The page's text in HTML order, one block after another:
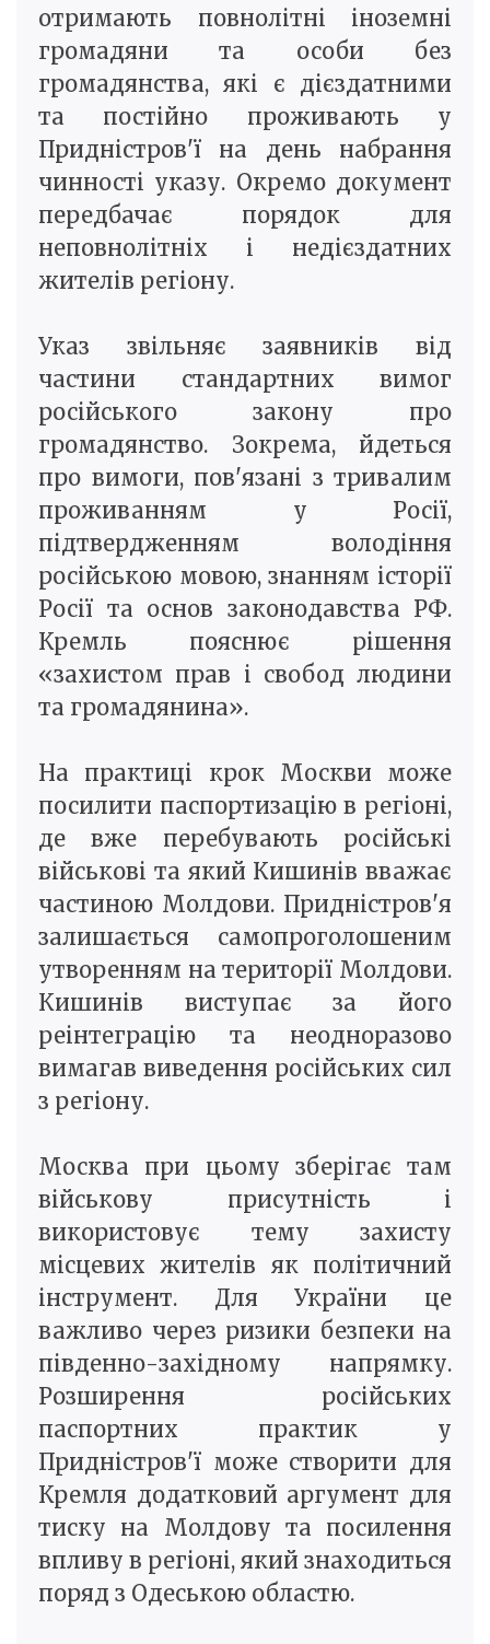
отримають повнолітні іноземні
громадяни та особи без
громадянства, які є дієздатними
та постійно проживають у
Придністров'ї на день набрання
чинності указу. Окремо документ
передбачає порядок для
неповнолітніх і недієздатних
жителів регіону.
Указ звільняє заявників від
частини стандартних вимог
російського закону про
громадянство. Зокрема, йдеться
про вимоги, пов'язані з тривалим
проживанням у Росії,
підтвердженням володіння
російською мовою, знанням історії
Росії та основ законодавства РФ.
Кремль пояснює рішення
«захистом прав і свобод людини
та громадянина».
На практиці крок Москви може
посилити паспортизацію в регіоні,
де вже перебувають російські
військові та який Кишинів вважає
частиною Молдови. Придністров'я
залишається самопроголошеним
утворенням на території Молдови.
Кишинів виступає за його
реінтеграцію та неодноразово
вимагав виведення російських сил
з регіону.
Москва при цьому зберігає там
військову присутність і
використовує тему захисту
місцевих жителів як політичний
інструмент. Для України це
важливо через ризики безпеки на
південно-західному напрямку.
Розширення російських
паспортних практик у
Придністров'ї може створити для
Кремля додатковий аргумент для
тиску на Молдову та посилення
впливу в регіоні, який знаходиться
поряд з Одеською областю.